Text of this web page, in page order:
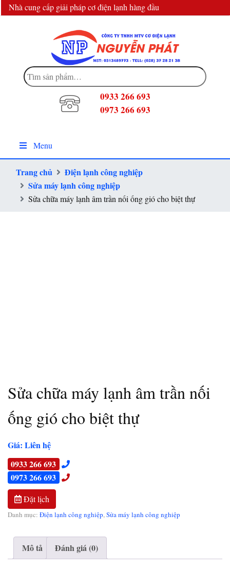
Nhà cung cấp giải pháp cơ điện lạnh hàng đầu
Tìm
kiếm:
0933 266 693
0973 266 693
Menu
Trang chủ
Điện lạnh công nghiệp
Sửa máy lạnh công nghiệp
Sửa chữa máy lạnh âm trần nối ống gió cho biệt thự
Sửa chữa máy lạnh âm trần nối
ống gió cho biệt thự
Giá: Liên hệ
0933 266 693
0973 266 693
Đặt lịch
Danh mục: Điện lạnh công nghiệp,Sửa máy lạnh công nghiệp
Mô tả Đánh giá (0)